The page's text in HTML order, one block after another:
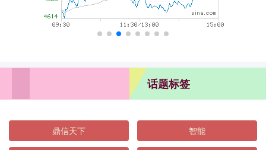
话题标签
鼎信天下 智能